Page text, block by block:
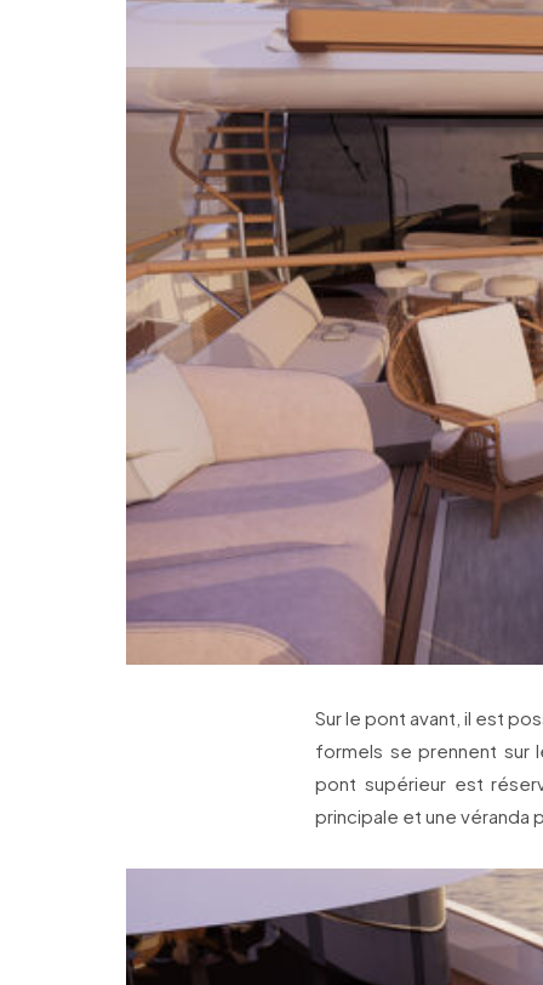
Sur le pont avant, il est
formels se prennent sur
pont supérieur est
principale et une véranda